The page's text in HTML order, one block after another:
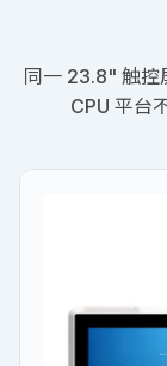
同一 23.8" 触控
CPU 平台